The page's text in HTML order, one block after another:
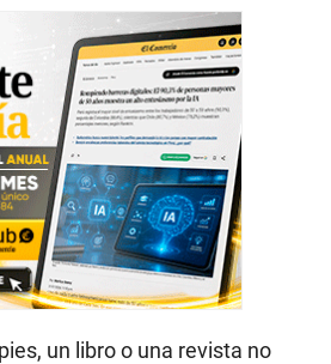
un libro o una revista no